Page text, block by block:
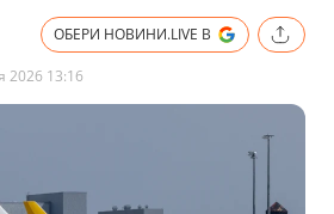
ОБЕРИ НОВИНИ.LIVE В
2026 13:16